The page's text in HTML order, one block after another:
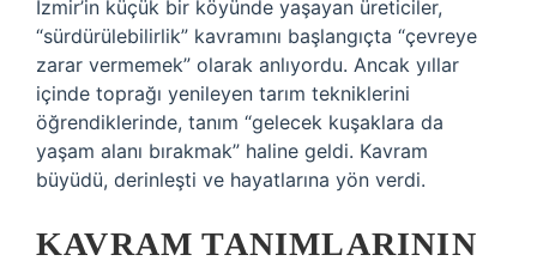
İzmir’in küçük bir köyünde yaşayan üreticiler,
“sürdürülebilirlik” kavramını başlangıçta “çevreye
zarar vermemek” olarak anlıyordu. Ancak yıllar
içinde toprağı yenileyen tarım tekniklerini
öğrendiklerinde, tanım “gelecek kuşaklara da
yaşam alanı bırakmak” haline geldi. Kavram
büyüdü, derinleşti ve hayatlarına yön verdi.
KAVRAM TANIMLARININ